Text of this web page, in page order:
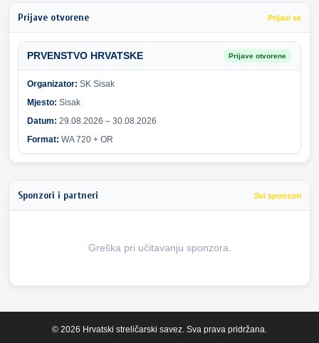
Prijave otvorene Prijavi se
PRVENSTVO HRVATSKE Prijave otvorene
Organizator: SK Sisak
Mjesto: Sisak
Datum: 29.08.2026 – 30.08.2026
Format: WA 720 + OR
Sponzori i partneri Svi sponzori
Greška pri učitavanju sponzora.
© 2026 Hrvatski streličarski savez. Sva prava pridržana.